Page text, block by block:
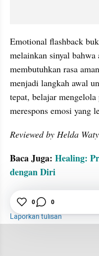
Emotional flashback
melainkan sinyal
membutuhkan rasa
menjadi langkah awal
tepat, belajar
merespons emosi yang
Reviewed by Helda
Baca Juga: Healing:
dengan Diri
emosi Emosional
Laporkan tulisan
0 0